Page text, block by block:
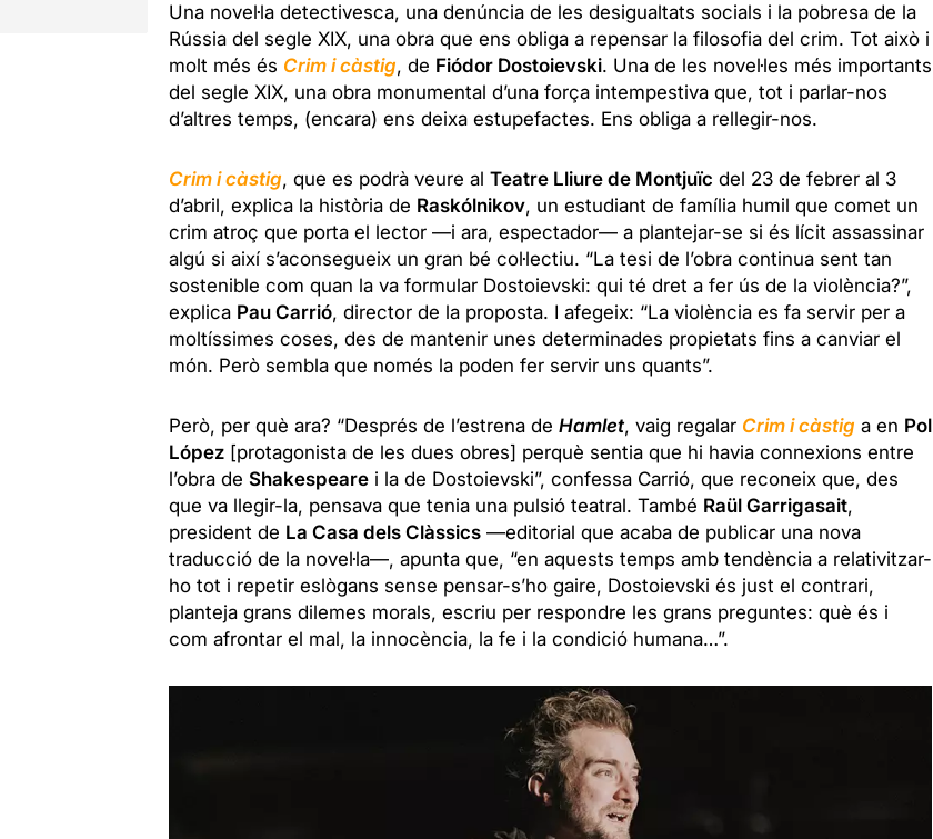
Una novel·la detectivesca, una denúncia de les desigualtats socials i la pobresa de la
Rússia del segle XIX, una obra que ens obliga a repensar la filosofia del crim. Tot això i
molt més és Crim i càstig, de Fiódor Dostoievski. Una de les novel·les més importants
del segle XIX, una obra monumental d’una força intempestiva que, tot i parlar-nos
d’altres temps, (encara) ens deixa estupefactes. Ens obliga a rellegir-nos.
Crim i càstig, que es podrà veure al Teatre Lliure de Montjuïc del 23 de febrer al 3
d’abril, explica la història de Raskólnikov, un estudiant de família humil que comet un
crim atroç que porta el lector —i ara, espectador— a plantejar-se si és lícit assassinar
algú si així s’aconsegueix un gran bé col·lectiu. “La tesi de l’obra continua sent tan
sostenible com quan la va formular Dostoievski: qui té dret a fer ús de la violència?”,
explica Pau Carrió, director de la proposta. I afegeix: “La violència es fa servir per a
moltíssimes coses, des de mantenir unes determinades propietats fins a canviar el
món. Però sembla que només la poden fer servir uns quants”.
Però, per què ara? “Després de l’estrena de Hamlet, vaig regalar Crim i càstig a en Pol
López[protagonista de les dues obres] perquè sentia que hi havia connexions entre
l’obra de Shakespearei la de Dostoievski”, confessa Carrió, que reconeix que, des
que va llegir-la, pensava que tenia una pulsió teatral. També Raül Garrigasait,
president de La Casa dels Clàssics—editorial que acaba de publicar una nova
traducció de la novel·la—, apunta que, “en aquests temps amb tendència a relativitzar-
ho tot i repetir eslògans sense pensar-s’ho gaire, Dostoievski és just el contrari,
planteja grans dilemes morals, escriu per respondre les grans preguntes: què és i
com afrontar el mal, la innocència, la fe i la condició humana…”.